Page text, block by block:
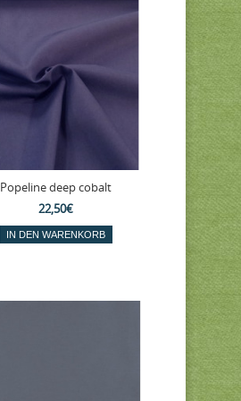
Popeline deep cobalt
22,50€